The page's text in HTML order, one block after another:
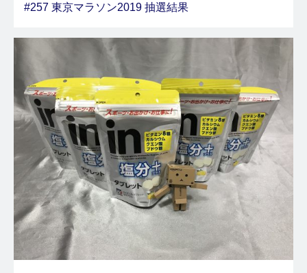
#257 東京マラソン2019 抽選結果